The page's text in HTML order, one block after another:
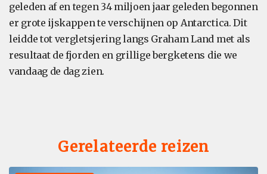
geleden af en tegen 34 miljoen jaar geleden begonnen
er grote ijskappen te verschijnen op Antarctica. Dit
leidde tot vergletsjering langs Graham Land met als
resultaat de fjorden en grillige bergketens die we
vandaag de dag zien.
Gerelateerde reizen